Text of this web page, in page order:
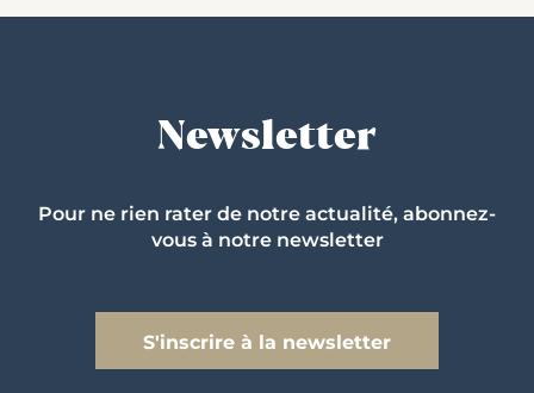
Newsletter
Pour ne rien rater de notre actualité, abonnez-
vous à notre newsletter
S'inscrire à la newsletter